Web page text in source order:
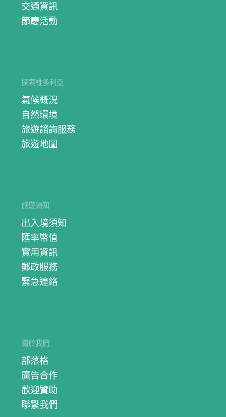
交通資訊
節慶活動
探索維多利亞
氣候概況
自然環境
旅遊諮詢服務
旅遊地圖
旅遊須知
出入境須知
匯率幣值
實用資訊
郵政服務
緊急連絡
關於我們
部落格
廣告合作
歡迎贊助
聯繫我們